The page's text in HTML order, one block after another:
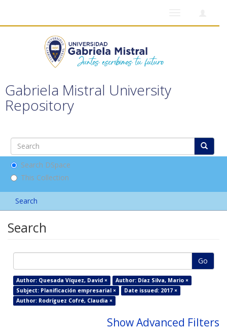
Gabriela Mistral University
Repository
Search DSpace
This Collection
Search
Search
Go
Author: Quesada Víquez, David ×
Author: Díaz Silva, Mario ×
Subject: Planificación empresarial ×
Date issued: 2017 ×
Author: Rodríguez Cofré, Claudia ×
Show Advanced Filters